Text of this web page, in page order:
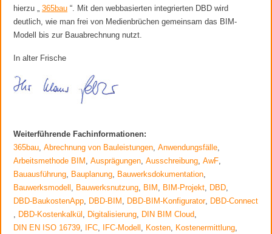
hierzu „ 365bau “. Mit den webbasierten integrierten DBD wird
deutlich, wie man frei von Medienbrüchen gemeinsam das BIM-
Modell bis zur Bauabrechnung nutzt.
In alter Frische
Weiterführende Fachinformationen:
365bau, Abrechnung von Bauleistungen, Anwendungsfälle,
Arbeitsmethode BIM , Ausprägungen, Ausschreibung, AwF,
Bauausführung, Bauplanung, Bauwerksdokumentation,
Bauwerksmodell , Bauwerksnutzung, BIM , BIM-Projekt, DBD,
DBD-BaukostenApp, DBD-BIM , DBD-BIM-Konfigurator, DBD-Connect
, DBD-Kostenkalkül , Digitalisierung, DIN BIM Cloud,
DIN EN ISO 16739, IFC, IFC-Modell , Kosten, Kostenermittlung,